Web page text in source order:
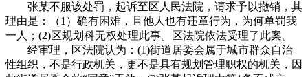
张某不服该处罚，起诉至区人民法院，请求予以撤销，其
理由是：（1）确有困难，且他人也有违章行为，为何单罚我
一人；(2)区规划科无权处理此事。区法院依法受理了此案。
经审理，区法院认为：(1)街道居委会属于城市群众自治
性组织，不是行政机关，更不是具有规划管理职权的机关，因